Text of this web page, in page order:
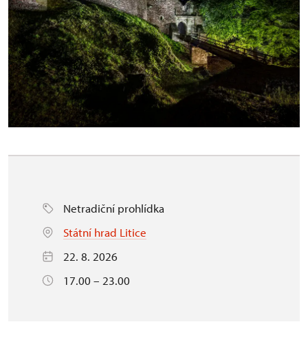
Netradiční prohlídka
Státní hrad Litice
22. 8. 2026
17.00 – 23.00